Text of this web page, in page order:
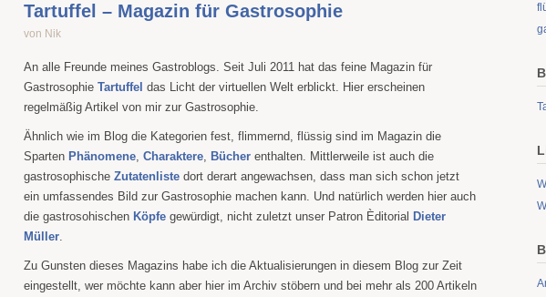
Tartuffel – Magazin für Gastrosophie
von Nik
An alle Freunde meines Gastroblogs. Seit Juli 2011 hat das feine Magazin für
Gastrosophie Tartuffel das Licht der virtuellen Welt erblickt. Hier erscheinen
regelmäßig Artikel von mir zur Gastrosophie.
Ähnlich wie im Blog die Kategorien fest, flimmernd, flüssig sind im Magazin die
Sparten Phänomene, Charaktere, Bücher enthalten. Mittlerweile ist auch die
gastrosophische Zutatenliste dort derart angewachsen, dass man sich schon jetzt
ein umfassendes Bild zur Gastrosophie machen kann. Und natürlich werden hier auch
die gastrosohischen Köpfe gewürdigt, nicht zuletzt unser Patron Èditorial Dieter
Müller.
Zu Gunsten dieses Magazins habe ich die Aktualisierungen in diesem Blog zur Zeit
eingestellt, wer möchte kann aber hier im Archiv stöbern und bei mehr als 200 Artikeln